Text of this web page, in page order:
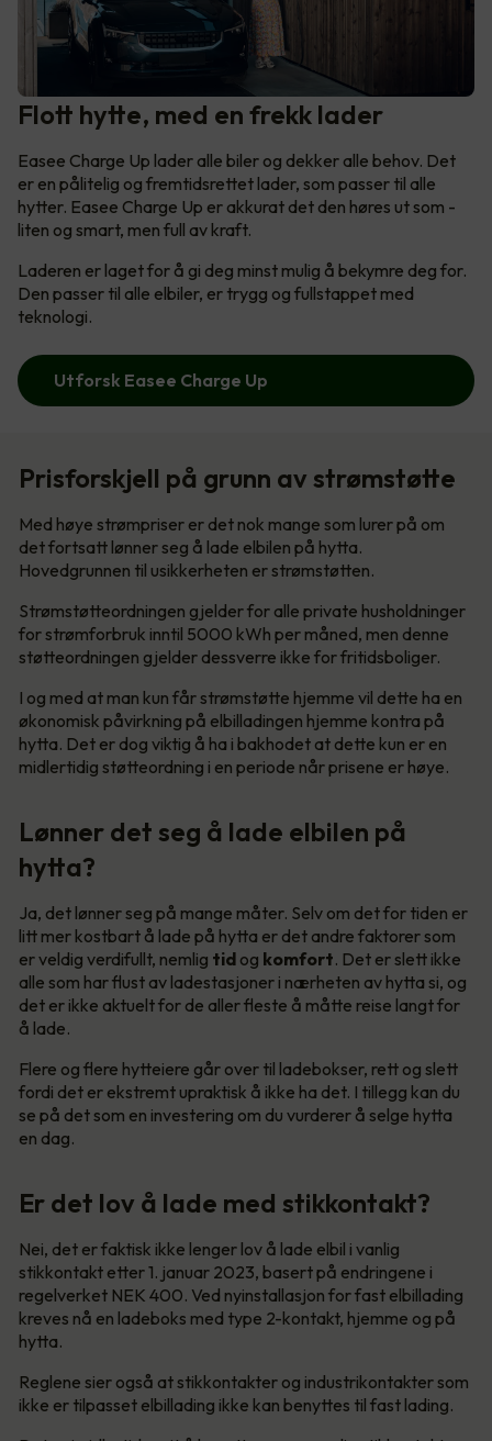
Flott hytte, med en frekk lader
Easee Charge Up lader alle biler og dekker alle behov. Det
er en pålitelig og fremtidsrettet lader, som passer til alle
hytter. Easee Charge Up er akkurat det den høres ut som -
liten og smart, men full av kraft.
Laderen er laget for å gi deg minst mulig å bekymre deg for.
Den passer til alle elbiler, er trygg og fullstappet med
teknologi.
Utforsk Easee Charge Up
Prisforskjell på grunn av strømstøtte
Med høye strømpriser er det nok mange som lurer på om
det fortsatt lønner seg å lade elbilen på hytta.
Hovedgrunnen til usikkerheten er strømstøtten.
Strømstøtteordningen gjelder for alle private husholdninger
for strømforbruk inntil 5000 kWh per måned, men denne
støtteordningen gjelder dessverre ikke for fritidsboliger.
I og med at man kun får strømstøtte hjemme vil dette ha en
økonomisk påvirkning på elbilladingen hjemme kontra på
hytta. Det er dog viktig å ha i bakhodet at dette kun er en
midlertidig støtteordning i en periode når prisene er høye.
Lønner det seg å lade elbilen på
hytta?
Ja, det lønner seg på mange måter. Selv om det for tiden er
litt mer kostbart å lade på hytta er det andre faktorer som
er veldig verdifullt, nemlig tid og komfort. Det er slett ikke
alle som har flust av ladestasjoner i nærheten av hytta si, og
det er ikke aktuelt for de aller fleste å måtte reise langt for
å lade.
Flere og flere hytteiere går over til ladebokser, rett og slett
fordi det er ekstremt upraktisk å ikke ha det. I tillegg kan du
se på det som en investering om du vurderer å selge hytta
en dag.
Er det lov å lade med stikkontakt?
Nei, det er faktisk ikke lenger lov å lade elbil i vanlig
stikkontakt etter 1. januar 2023, basert på endringene i
regelverket NEK 400. Ved nyinstallasjon for fast elbillading
kreves nå en ladeboks med type 2-kontakt, hjemme og på
hytta.
Reglene sier også at stikkontakter og industrikontakter som
ikke er tilpasset elbillading ikke kan benyttes til fast lading.